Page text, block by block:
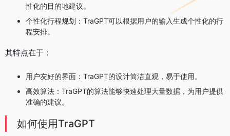
性化的目的地建议。
个性化行程规划：TraGPT可以根据用户的输入生成个性化的行
程安排。
其特点在于：
用户友好的界面：TraGPT的设计简洁直观，易于使用。
高效算法：TraGPT的算法能够快速处理大量数据，为用户提供
准确的建议。
如何使用TraGPT